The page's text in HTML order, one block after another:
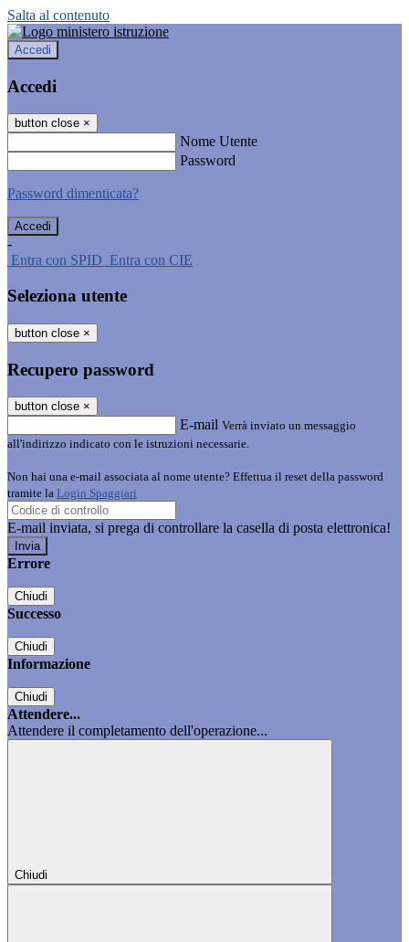
Salta al contenuto
Accedi
Accedi
button close ×
Nome Utente
Password
Password dimenticata?
-
Entra con SPID Entra con CIE
Seleziona utente
button close ×
Recupero password
button close ×
E-mail Verrà inviato un messaggio
all'indirizzo indicato con le istruzioni necessarie.
Non hai una e-mail associata al nome utente? Effettua il reset della password
tramite la Login Spaggiari
E-mail inviata, si prega di controllare la casella di posta elettronica!
Errore
Chiudi
Successo
Chiudi
Informazione
Chiudi
Attendere...
Attendere il completamento dell'operazione...
Chiudi